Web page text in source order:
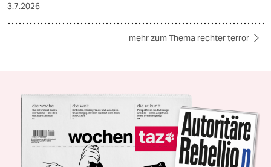
3.7.2026
mehr zum Thema rechter terror